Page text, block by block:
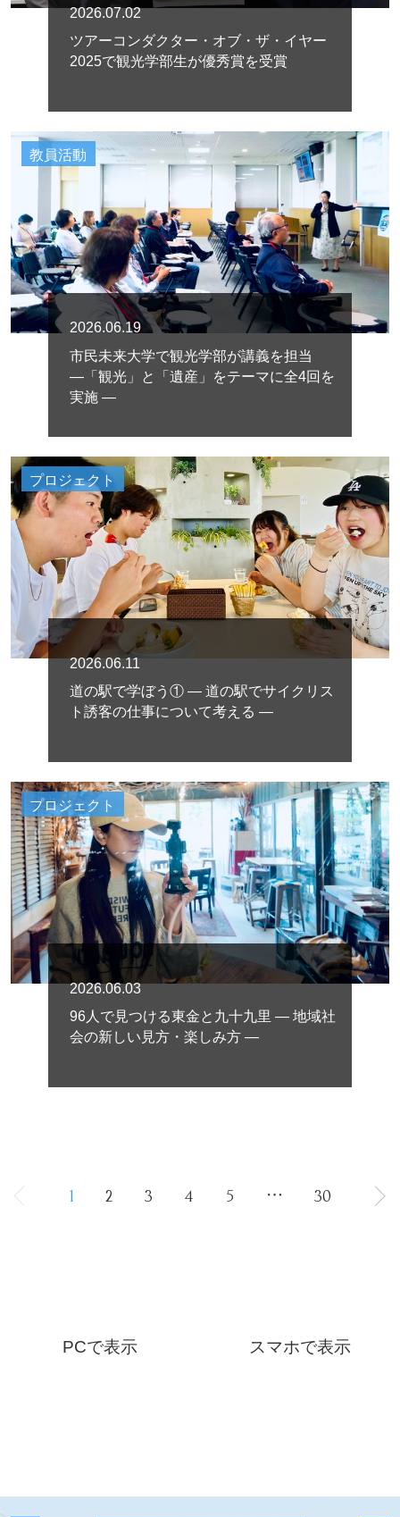
2026.07.02
ツアーコンダクター・オブ・ザ・イヤー
2025で観光学部生が優秀賞を受賞
教員活動
2026.06.19
市民未来大学で観光学部が講義を担当
―「観光」と「遺産」をテーマに全4回を
実施 ―
プロジェクト
2026.06.11
道の駅で学ぼう① ― 道の駅でサイクリス
ト誘客の仕事について考える ―
プロジェクト
2026.06.03
96人で見つける東金と九十九里 ― 地域社
会の新しい見方・楽しみ方 ―
1 2 3 4 5 ⋯ 30
PCで表示 スマホで表示